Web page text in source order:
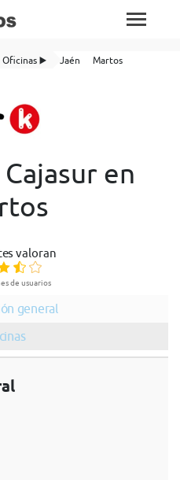
Oficinas ▶️ Jaén
Martos
en
valoran
de usuarios
general